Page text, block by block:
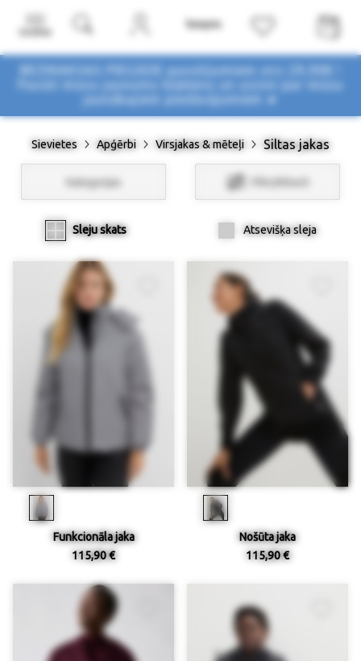
BEZMAKSAS PIEGĀDE pasūtījumiem virs 29,90€ !
Pasūti mūsu jaunumu biļetenu un uzzini par mūsu
Sievietes Apģērbi Virsjakas & mēteļi Siltas jakas
Kategorijas Filtri/Atlasīt
Sleju skats Atsevišķa sleja
Funkcionāla jaka
115,90 €
Nošūta jaka
115,90 €